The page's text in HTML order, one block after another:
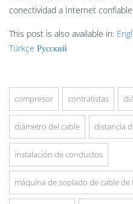
conectividad a Internet
This post is also available in:
Türkçe Русский
compresor contratistas
diámetro del cable distancia
instalación de conductos
máquina de soplado de cable de